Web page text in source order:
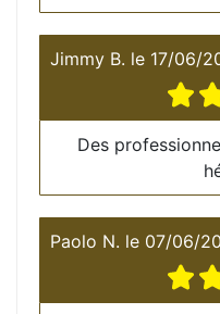
Jimmy B. le 17/06/
Des
Paolo N. le 07/06/